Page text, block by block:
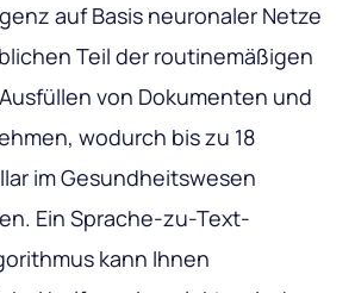
auf Basis neuronaler Netze
Teil der routinemäßigen
von Dokumenten und
wodurch bis zu 18
im Gesundheitswesen
Ein Sprache-zu-Text-
kann Ihnen